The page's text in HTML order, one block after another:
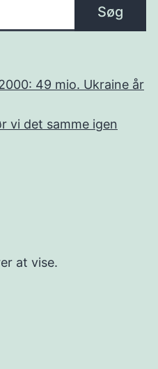
Søg
49 mio. Ukraine år
vi det samme igen
at vise.